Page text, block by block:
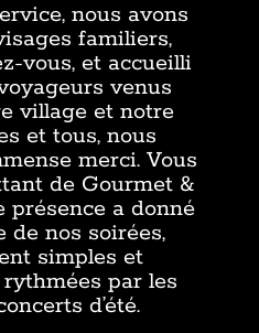
nous avons
familiers,
vous, et accueilli
venus
village et notre
et tous, nous
merci. Vous
de Gourmet &
présence a donné
de nos soirées,
simples et
par les
d’été.